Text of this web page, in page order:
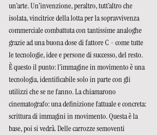
un’arte. Un’invenzione, peraltro, tutt’altro che
isolata, vincitrice della lotta per la sopravvivenza
commerciale combattuta con tantissime analoghe
grazie ad una buona dose di fattore C - come tutte
le tecnologie, idee e persone di successo, del resto.
È questo il punto: l’immagine in movimento è una
tecnologia, identificabile solo in parte con gli
utilizzi che se ne fanno. La chiamarono
cinematografo: una definizione fattuale e concreta:
scrittura di immagini in movimento. Questa è la
base, poi si vedrà. Delle carrozze semoventi